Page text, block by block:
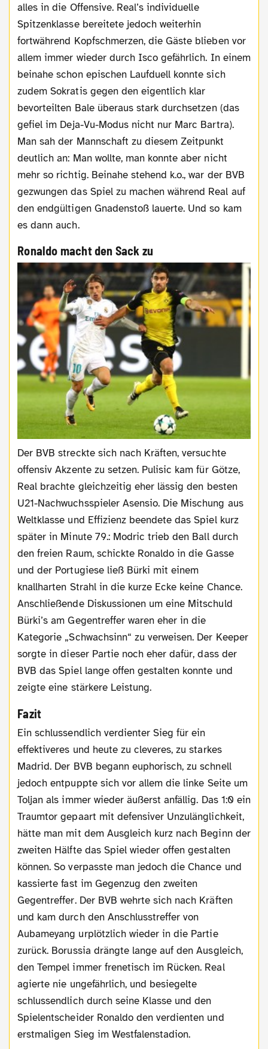
alles in die Offensive. Real’s individuelle
Spitzenklasse bereitete jedoch weiterhin
fortwährend Kopfschmerzen, die Gäste blieben vor
allem immer wieder durch Isco gefährlich. In einem
beinahe schon epischen Laufduell konnte sich
zudem Sokratis gegen den eigentlich klar
bevorteilten Bale überaus stark durchsetzen (das
gefiel im Deja-Vu-Modus nicht nur Marc Bartra).
Man sah der Mannschaft zu diesem Zeitpunkt
deutlich an: Man wollte, man konnte aber nicht
mehr so richtig. Beinahe stehend k.o., war der BVB
gezwungen das Spiel zu machen während Real auf
den endgültigen Gnadenstoß lauerte. Und so kam
es dann auch.
Ronaldo macht den Sack zu
Der BVB streckte sich nach Kräften, versuchte
offensiv Akzente zu setzen. Pulisic kam für Götze,
Real brachte gleichzeitig eher lässig den besten
U21-Nachwuchsspieler Asensio. Die Mischung aus
Weltklasse und Effizienz beendete das Spiel kurz
später in Minute 79.: Modric trieb den Ball durch
den freien Raum, schickte Ronaldo in die Gasse
und der Portugiese ließ Bürki mit einem
knallharten Strahl in die kurze Ecke keine Chance.
Anschließende Diskussionen um eine Mitschuld
Bürki’s am Gegentreffer waren eher in die
Kategorie „Schwachsinn“ zu verweisen. Der Keeper
sorgte in dieser Partie noch eher dafür, dass der
BVB das Spiel lange offen gestalten konnte und
zeigte eine stärkere Leistung.
Fazit
Ein schlussendlich verdienter Sieg für ein
effektiveres und heute zu cleveres, zu starkes
Madrid. Der BVB begann euphorisch, zu schnell
jedoch entpuppte sich vor allem die linke Seite um
Toljan als immer wieder äußerst anfällig. Das 1:0 ein
Traumtor gepaart mit defensiver Unzulänglichkeit,
hätte man mit dem Ausgleich kurz nach Beginn der
zweiten Hälfte das Spiel wieder offen gestalten
können. So verpasste man jedoch die Chance und
kassierte fast im Gegenzug den zweiten
Gegentreffer. Der BVB wehrte sich nach Kräften
und kam durch den Anschlusstreffer von
Aubameyang urplötzlich wieder in die Partie
zurück. Borussia drängte lange auf den Ausgleich,
den Tempel immer frenetisch im Rücken. Real
agierte nie ungefährlich, und besiegelte
schlussendlich durch seine Klasse und den
Spielentscheider Ronaldo den verdienten und
erstmaligen Sieg im Westfalenstadion.